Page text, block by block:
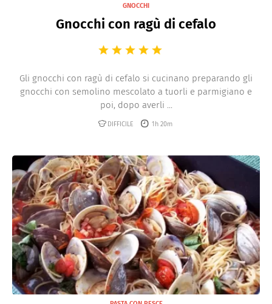
GNOCCHI
Gnocchi con ragù di cefalo
Gli gnocchi con ragù di cefalo si cucinano preparando gli
gnocchi con semolino mescolato a tuorli e parmigiano e
poi, dopo averli ...
DIFFICILE 1h 20m